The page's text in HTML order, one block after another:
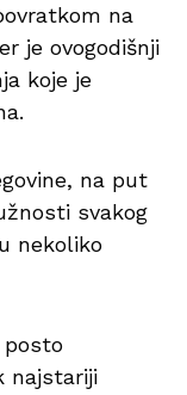
na
je ovogodišnji
koje je
na put
svakog
nekoliko
posto
najstariji